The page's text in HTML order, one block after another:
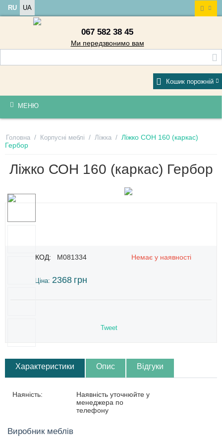
RU UA
067 582 38 45
Ми передзвонимо вам
Кошик порожній
МЕНЮ
Головна / Корпусні меблі / Ліжка / Ліжко СОН 160 (каркас)
Гербор
Ліжко СОН 160 (каркас) Гербор
КОД: M081334 Немає у наявності
Ціна: 2368 грн
Tweet
Характеристики Опис Відгуки
Наяність:
Наявність уточнюйте у
менеджера по
телефону
Виробник меблів